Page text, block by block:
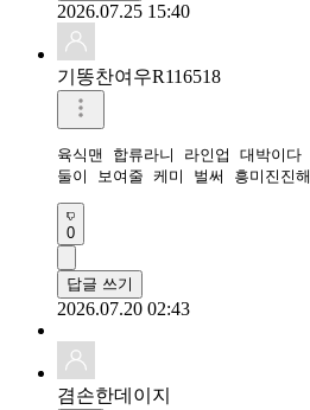
2026.07.25 15:40
기똥찬여우R116518
육식맨 합류라니 라인업 대박이다
둘이 보여줄 케미 벌써 흥미진진해
0
답글 쓰기
2026.07.20 02:43
겸손한데이지